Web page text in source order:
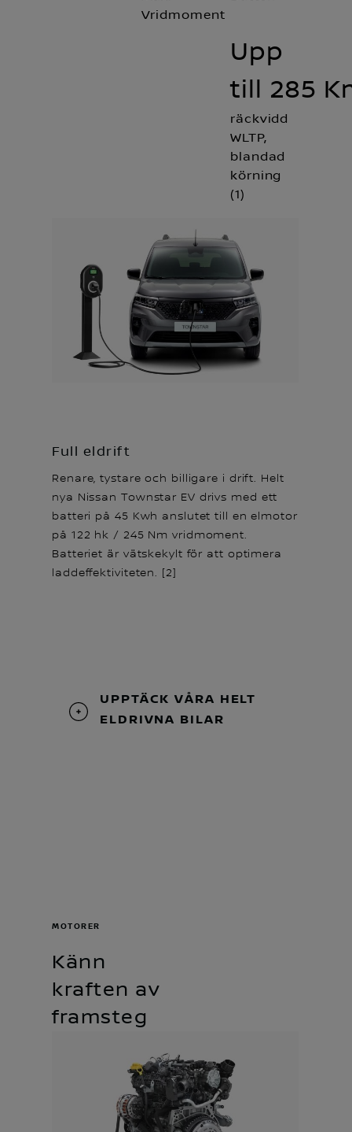
Vridmoment
Upp
till 285
räckvidd
WLTP,
blandad
körning
(1)
Full eldrift
Renare, tystare och billigare i drift. Helt
nya Nissan Townstar EV drivs med ett
batteri på 45 Kwh anslutet till en elmotor
på 122 hk / 245 Nm vridmoment.
Batteriet är vätskekylt för att optimera
laddeffektiviteten. [2]
UPPTÄCK VÅRA HELT
ELDRIVNA BILAR
Känn
kraften av
framsteg
MOTORER